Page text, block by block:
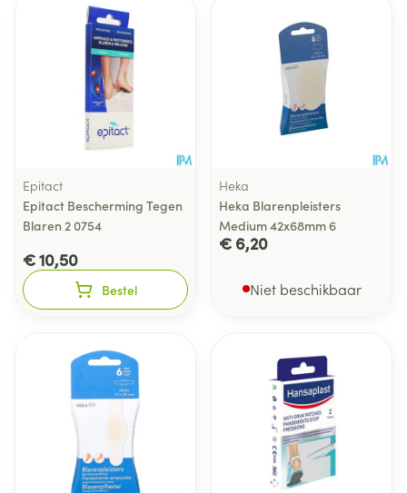
Epitact
Epitact Bescherming Tegen
Blaren 2 0754
€ 10,50
Bestel
Heka
Heka Blarenpleisters
Medium 42x68mm 6
€ 6,20
Niet beschikbaar